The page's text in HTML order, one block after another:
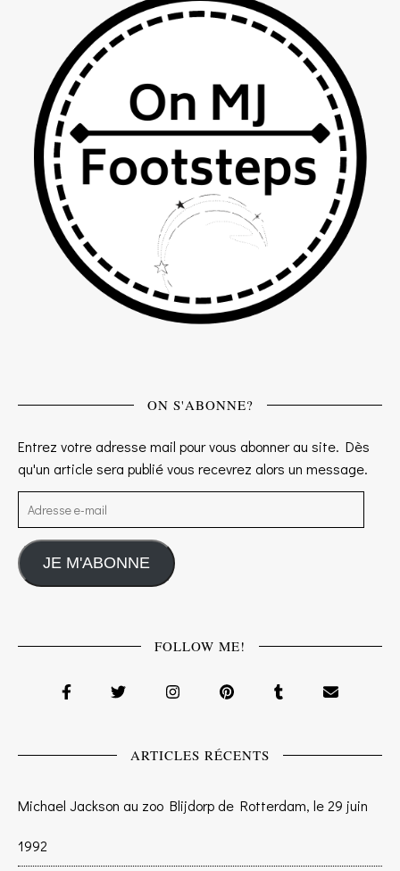
ON S'ABONNE?
Entrez votre adresse mail pour vous abonner au site. Dès
qu'un article sera publié vous recevrez alors un message.
Adresse e-mail
JE M'ABONNE
FOLLOW ME!
ARTICLES RÉCENTS
Michael Jackson au zoo Blijdorp de Rotterdam, le 29 juin
1992